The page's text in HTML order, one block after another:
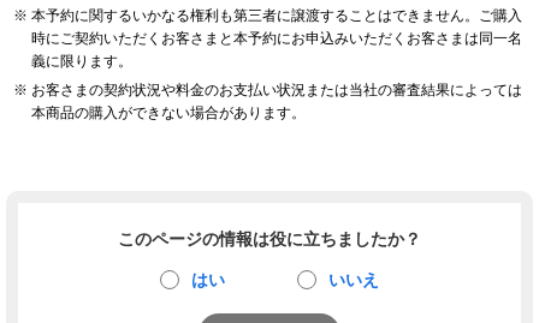
本予約に関するいかなる権利も第三者に譲渡することはできません。ご購入
時にご契約いただくお客さまと本予約にお申込みいただくお客さまは同一名
義に限ります。
お客さまの契約状況や料金のお支払い状況または当社の審査結果によっては
本商品の購入ができない場合があります。
このページの情報は役に立ちましたか？
はい いいえ